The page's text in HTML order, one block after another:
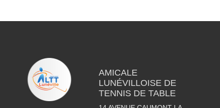
AMICALE
LUNÉVILLOISE DE
TENNIS DE TABLE